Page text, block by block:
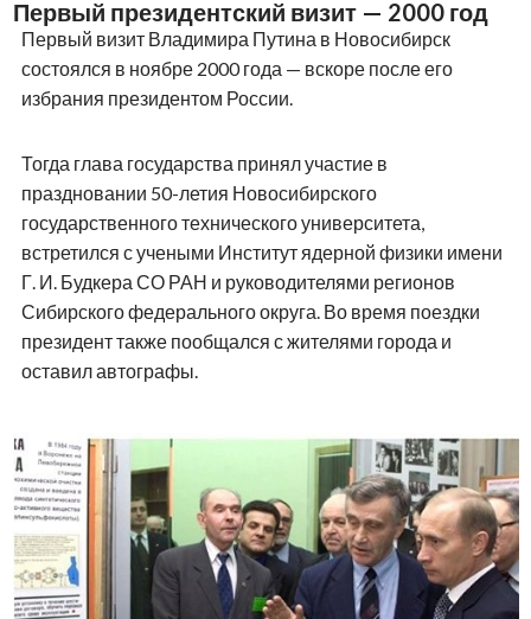
Первый президентский визит — 2000 год
Первый визит Владимира Путина в Новосибирск
состоялся в ноябре 2000 года — вскоре после его
избрания президентом России.
Тогда глава государства принял участие в
праздновании 50-летия Новосибирского
государственного технического университета,
встретился с учеными Институт ядерной физики имени
Г. И. Будкера СО РАН и руководителями регионов
Сибирского федерального округа. Во время поездки
президент также пообщался с жителями города и
оставил автографы.